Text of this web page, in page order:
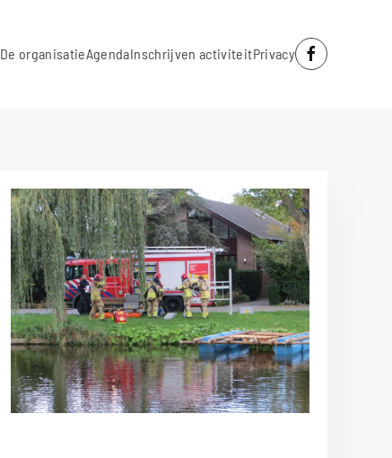
De organisatieAgendaInschrijven activiteitPrivacy